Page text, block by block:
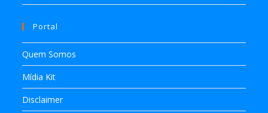
Portal
Quem Somos
Mídia Kit
Disclaimer